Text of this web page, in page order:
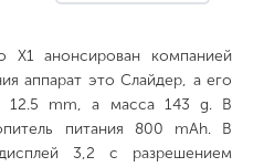
X1 анонсирован компанией
аппарат это Слайдер, а его
mm, а масса 143 g. В
питания 800 mAh. В
3,2 с разрешением